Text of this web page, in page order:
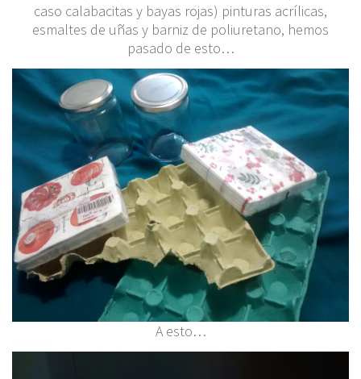
caso calabacitas y bayas rojas) pinturas acrílicas,
esmaltes de uñas y barniz de poliuretano, hemos
pasado de esto…
A esto…